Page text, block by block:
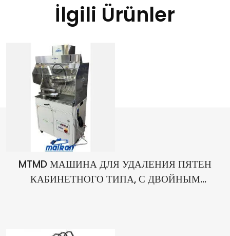
İlgili Ürünler
MTMD МАШИНА ДЛЯ УДАЛЕНИЯ ПЯТЕН
КАБИНЕТНОГО ТИПА, С ДВОЙНЫМ